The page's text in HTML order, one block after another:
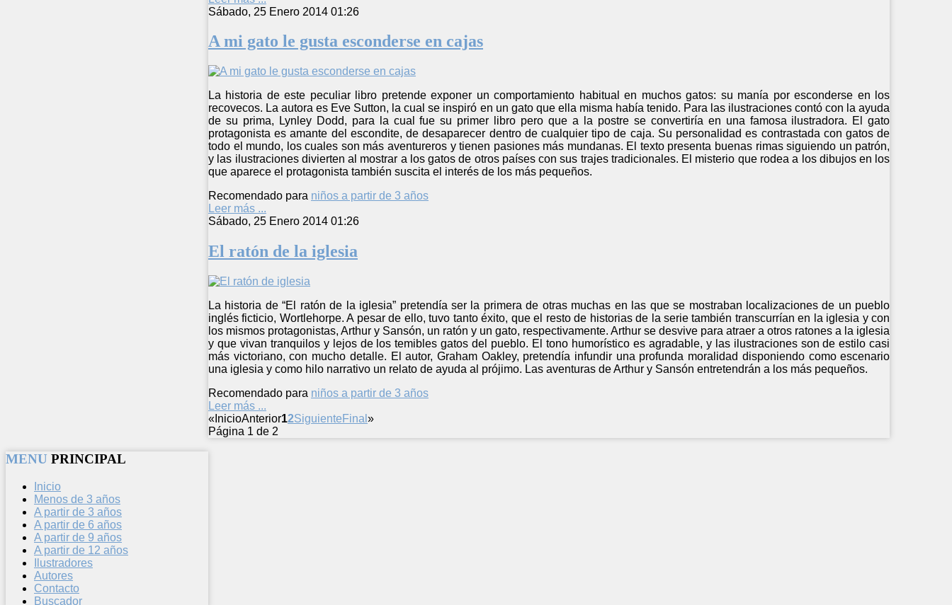
Sábado, 25 Enero 2014 01:26
A mi gato le gusta esconderse en cajas
La historia de este peculiar libro pretende exponer un comportamiento habitual en muchos gatos: su manía por esconderse en los
recovecos. La autora es Eve Sutton, la cual se inspiró en un gato que ella misma había tenido. Para las ilustraciones contó con la ayuda
de su prima, Lynley Dodd, para la cual fue su primer libro pero que a la postre se convertiría en una famosa ilustradora. El gato
protagonista es amante del escondite, de desaparecer dentro de cualquier tipo de caja. Su personalidad es contrastada con gatos de
todo el mundo, los cuales son más aventureros y tienen pasiones más mundanas. El texto presenta buenas rimas siguiendo un patrón,
y las ilustraciones divierten al mostrar a los gatos de otros países con sus trajes tradicionales. El misterio que rodea a los dibujos en los
que aparece el protagonista también suscita el interés de los más pequeños.
Recomendado para niños a partir de 3 años
Leer más ...
Sábado, 25 Enero 2014 01:26
El ratón de la iglesia
La historia de “El ratón de la iglesia” pretendía ser la primera de otras muchas en las que se mostraban localizaciones de un pueblo
inglés ficticio, Wortlehorpe. A pesar de ello, tuvo tanto éxito, que el resto de historias de la serie también transcurrían en la iglesia y con
los mismos protagonistas, Arthur y Sansón, un ratón y un gato, respectivamente. Arthur se desvive para atraer a otros ratones a la iglesia
y que vivan tranquilos y lejos de los temibles gatos del pueblo. El tono humorístico es agradable, y las ilustraciones son de estilo casi
más victoriano, con mucho detalle. El autor, Graham Oakley, pretendía infundir una profunda moralidad disponiendo como escenario
una iglesia y como hilo narrativo un relato de ayuda al prójimo. Las aventuras de Arthur y Sansón entretendrán a los más pequeños.
Recomendado para niños a partir de 3 años
Leer más ...
« InicioAnterior12Siguiente Final »
Página 1 de 2
MENU PRINCIPAL
Inicio
Menos de 3 años
A partir de 3 años
A partir de 6 años
A partir de 9 años
A partir de 12 años
Ilustradores
Autores
Contacto
Buscador